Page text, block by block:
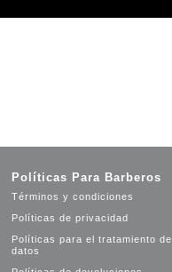
Políticas Para Barberos
Términos y condiciones
Políticas de privacidad
Políticas para el tratamiento de
datos